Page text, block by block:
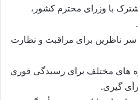
با وزرای محترم کشور،
ناظرین برای مراقبت و نظارت
های مختلف برای رسیدگی فوری
گیری.